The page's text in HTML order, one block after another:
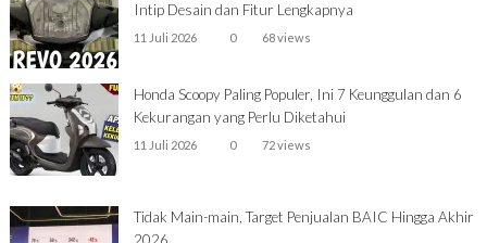
Intip Desain dan Fitur Lengkapnya
11 Juli 2026 0 68 views
Honda Scoopy Paling Populer, Ini 7 Keunggulan dan 6
Kekurangan yang Perlu Diketahui
11 Juli 2026 0 72 views
Tidak Main-main, Target Penjualan BAIC Hingga Akhir